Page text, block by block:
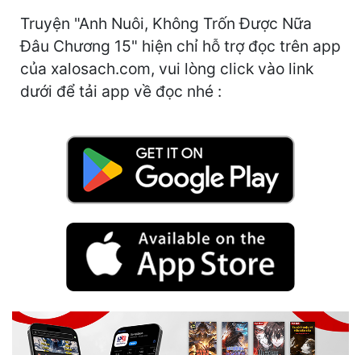
Góc Nhìn Nam
Góc Nhìn Nữ
Huyền Huyễn
Khoa Huyễn Không Gian
Kinh Dị
Truyện "Anh Nuôi, Không Trốn Được Nữa
Đâu Chương 15" hiện chỉ hỗ trợ đọc trên app
của xalosach.com, vui lòng click vào link
dưới để tải app về đọc nhé :